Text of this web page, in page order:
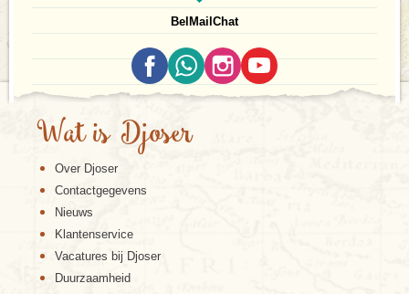
Bel Mail Chat
Wat is Djoser
Over Djoser
Contactgegevens
Nieuws
Klantenservice
Vacatures bij Djoser
Duurzaamheid